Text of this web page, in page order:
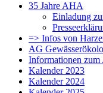
35 Jahre AHA
Einladung
=> Infos von
AG
Informationen
Kalender 2023
Kalender 2024